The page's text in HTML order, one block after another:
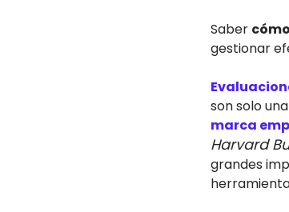
Saber
gestionar
son solo
marca
Harvard
grandes